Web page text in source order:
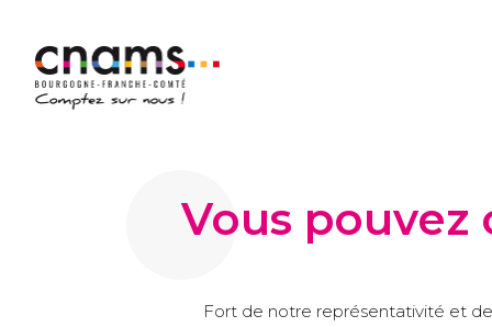
Vous pouvez
Fort de notre représentativité et